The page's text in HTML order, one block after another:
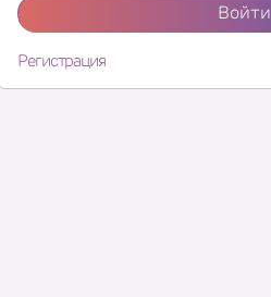
Войти
Регистрация